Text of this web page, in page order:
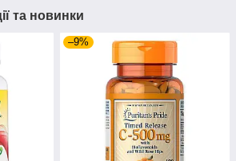
та новинки
–9%